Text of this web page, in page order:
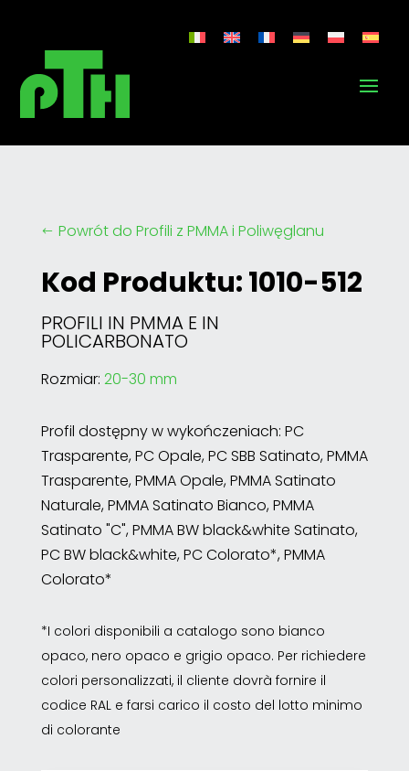
# Powrót do Profili z PMMA i Poliwęglanu
Kod Produktu: 1010-512
PROFILI IN PMMA E IN
POLICARBONATO
Rozmiar: 20-30 mm
Profil dostępny w wykończeniach: PC
Trasparente, PC Opale, PC SBB Satinato, PMMA
Trasparente, PMMA Opale, PMMA Satinato
Naturale, PMMA Satinato Bianco, PMMA
Satinato "C", PMMA BW black&white Satinato,
PC BW black&white, PC Colorato*, PMMA
Colorato*
*I colori disponibili a catalogo sono bianco
opaco, nero opaco e grigio opaco. Per richiedere
colori personalizzati, il cliente dovrà fornire il
codice RAL e farsi carico il costo del lotto minimo
di colorante